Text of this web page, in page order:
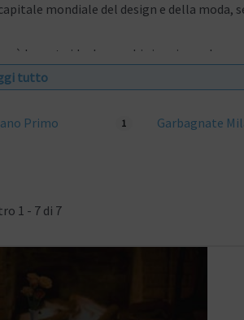
mondiale del design e della moda,
è la meta ideale per chi viaggia per
visti i numerosi monumenti che
da Vinci).
tutto
Primo 1 Garbagnate
1 - 7 di 7